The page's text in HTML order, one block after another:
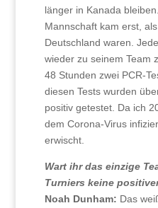
länger in Kanada
Mannschaft kam erst,
Deutschland waren.
wieder zu seinem Team
48 Stunden zwei PCR-
diesen Tests wurden
positiv getestet. Da ich
dem Corona-Virus
erwischt.
Wart ihr das einzige
Turniers keine
Noah Dunham: Das